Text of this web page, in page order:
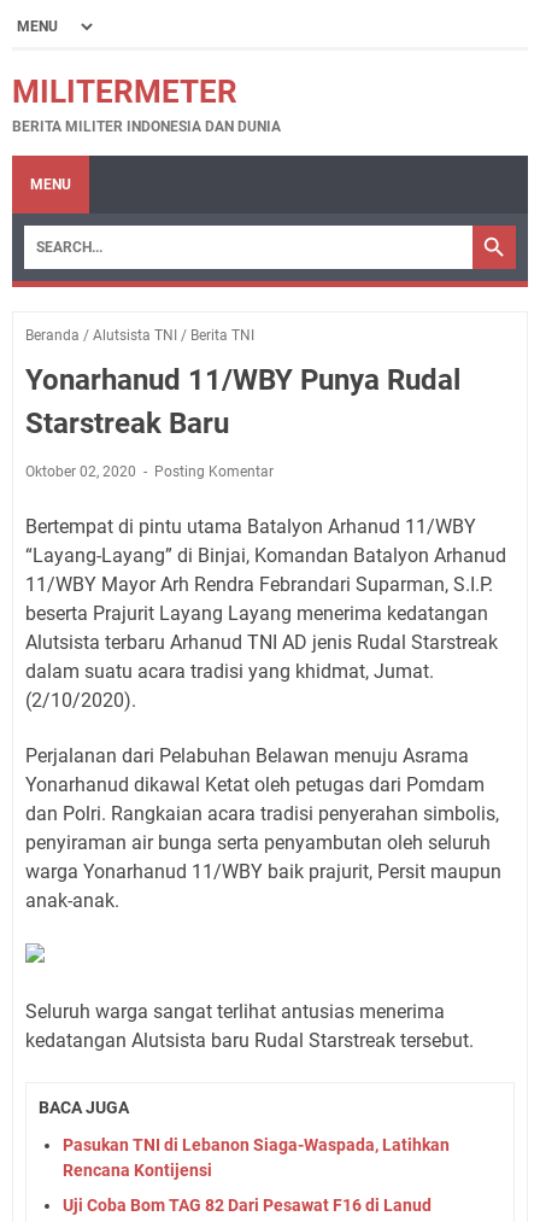
MILITERMETER
BERITA MILITER INDONESIA DAN DUNIA
MENU
Beranda / Alutsista TNI / Berita TNI
Yonarhanud 11/WBY Punya Rudal
Starstreak Baru
Oktober 02, 2020 Posting Komentar
Bertempat di pintu utama Batalyon Arhanud 11/WBY
“Layang-Layang” di Binjai, Komandan Batalyon Arhanud
11/WBY Mayor Arh Rendra Febrandari Suparman, S.I.P.
beserta Prajurit Layang Layang menerima kedatangan
Alutsista terbaru Arhanud TNI AD jenis Rudal Starstreak
dalam suatu acara tradisi yang khidmat, Jumat.
(2/10/2020).
Perjalanan dari Pelabuhan Belawan menuju Asrama
Yonarhanud dikawal Ketat oleh petugas dari Pomdam
dan Polri. Rangkaian acara tradisi penyerahan simbolis,
penyiraman air bunga serta penyambutan oleh seluruh
warga Yonarhanud 11/WBY baik prajurit, Persit maupun
anak-anak.
Seluruh warga sangat terlihat antusias menerima
kedatangan Alutsista baru Rudal Starstreak tersebut.
BACA JUGA
Pasukan TNI di Lebanon Siaga-Waspada, Latihkan
Rencana Kontijensi
Uji Coba Bom TAG 82 Dari Pesawat F16 di Lanud